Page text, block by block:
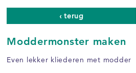
‹ terug
Moddermonster maken
Even lekker kliederen met modder